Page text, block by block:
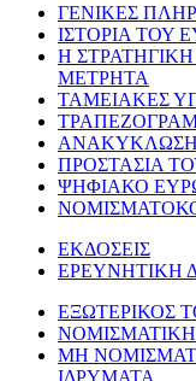
ΓΕΝΙΚΕΣ
ΙΣΤΟΡΙΑ ΤΟΥ
Η
ΜΕΤΡΗΤΑ
ΤΑΜΕΙΑΚΕΣ
ΑΝΑΚΥΚΛΩΣΗ
ΠΡΟΣΤΑΣΙΑ
ΨΗΦΙΑΚΟ
ΕΚΔΟΣΕΙΣ
ΕΡΕΥΝΗΤΙΚΗ
ΕΞΩΤΕΡΙΚΟΣ
ΝΟΜΙΣΜΑΤΙΚΗ
ΜΗ
ΙΔΡΥΜΑΤΑ